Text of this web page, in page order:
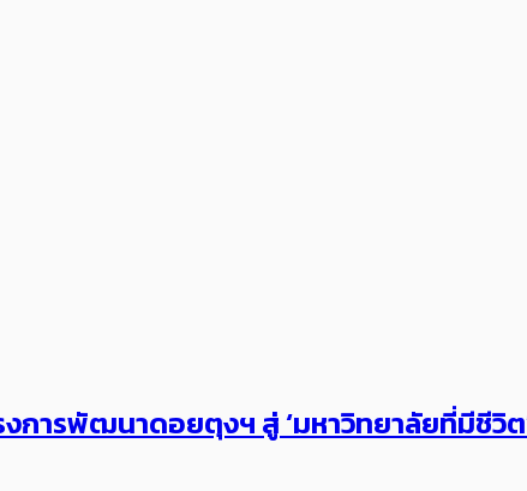
การพัฒนาดอยตุงฯ สู่ ‘มหาวิทยาลัยที่มีชี